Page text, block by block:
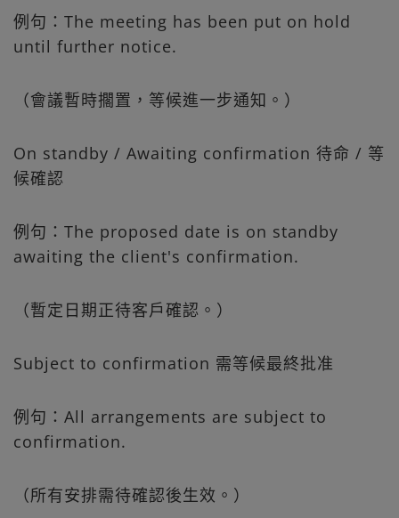
例句：The meeting has been put on hold
until further notice.
（會議暫時擱置，等候進一步通知。）
On standby / Awaiting confirmation 待命 / 等
候確認
例句：The proposed date is on standby
awaiting the client's confirmation.
（暫定日期正待客戶確認。）
Subject to confirmation 需等候最終批准
例句：All arrangements are subject to
confirmation.
（所有安排需待確認後生效。）